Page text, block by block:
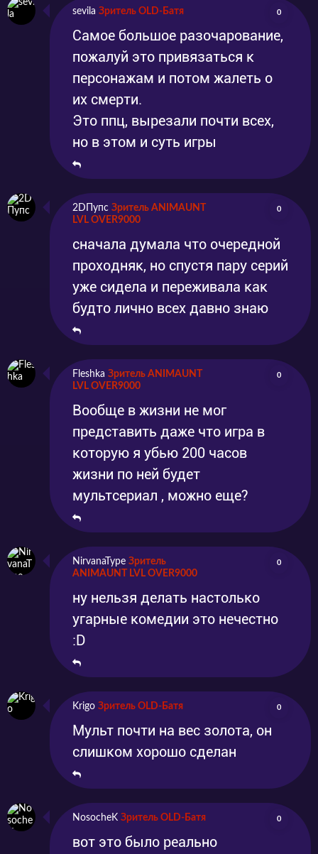
sevila Зритель OLD-Батя 0
Самое большое разочарование,
пожалуй это привязаться к
персонажам и потом жалеть о
их смерти.
Это ппц, вырезали почти всех,
но в этом и суть игры
2DПупс Зритель ANIMAUNT
LVL OVER9000
0
сначала думала что очередной
проходняк, но спустя пару серий
уже сидела и переживала как
будто лично всех давно знаю
Fleshka Зритель ANIMAUNT
LVL OVER9000
0
Вообще в жизни не мог
представить даже что игра в
которую я убью 200 часов
жизни по ней будет
мультсериал , можно еще?
NirvanaType Зритель
ANIMAUNT LVL OVER9000
0
ну нельзя делать настолько
угарные комедии это нечестно
:D
Krigo Зритель OLD-Батя 0
Мульт почти на вес золота, он
слишком хорошо сделан
NosocheK Зритель OLD-Батя 0
вот это было реально